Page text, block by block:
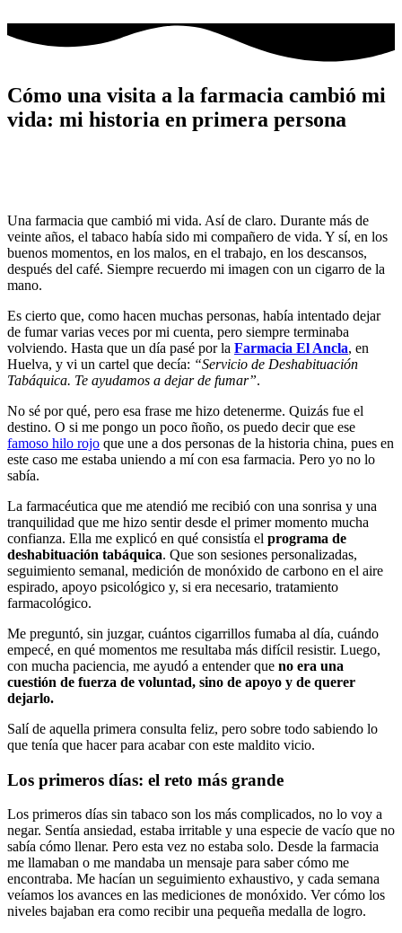
contenido
Cómo una visita a la farmacia cambió mi
vida: mi historia en primera persona
Una farmacia que cambió mi vida. Así de claro. Durante más de
veinte años, el tabaco había sido mi compañero de vida. Y sí, en los
buenos momentos, en los malos, en el trabajo, en los descansos,
después del café. Siempre recuerdo mi imagen con un cigarro de la
mano.
Es cierto que, como hacen muchas personas, había intentado dejar
de fumar varias veces por mi cuenta, pero siempre terminaba
volviendo. Hasta que un día pasé por la Farmacia El Ancla, en
Huelva, y vi un cartel que decía: “Servicio de Deshabituación
Tabáquica. Te ayudamos a dejar de fumar”.
No sé por qué, pero esa frase me hizo detenerme. Quizás fue el
destino. O si me pongo un poco ñoño, os puedo decir que ese
famoso hilo rojo que une a dos personas de la historia china, pues en
este caso me estaba uniendo a mí con esa farmacia. Pero yo no lo
sabía.
La farmacéutica que me atendió me recibió con una sonrisa y una
tranquilidad que me hizo sentir desde el primer momento mucha
confianza. Ella me explicó en qué consistía el programa de
deshabituación tabáquica. Que son sesiones personalizadas,
seguimiento semanal, medición de monóxido de carbono en el aire
espirado, apoyo psicológico y, si era necesario, tratamiento
farmacológico.
Me preguntó, sin juzgar, cuántos cigarrillos fumaba al día, cuándo
empecé, en qué momentos me resultaba más difícil resistir. Luego,
con mucha paciencia, me ayudó a entender que no era una
cuestión de fuerza de voluntad, sino de apoyo y de querer
dejarlo.
Salí de aquella primera consulta feliz, pero sobre todo sabiendo lo
que tenía que hacer para acabar con este maldito vicio.
Los primeros días: el reto más grande
Los primeros días sin tabaco son los más complicados, no lo voy a
negar. Sentía ansiedad, estaba irritable y una especie de vacío que no
sabía cómo llenar. Pero esta vez no estaba solo. Desde la farmacia
me llamaban o me mandaba un mensaje para saber cómo me
encontraba. Me hacían un seguimiento exhaustivo, y cada semana
veíamos los avances en las mediciones de monóxido. Ver cómo los
niveles bajaban era como recibir una pequeña medalla de logro.